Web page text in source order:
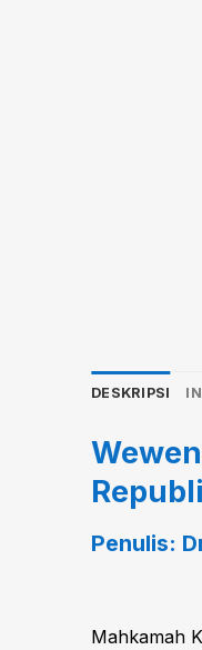
DESKRIPSI
Penulis:
Mahkamah